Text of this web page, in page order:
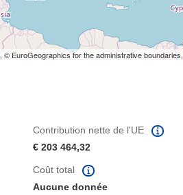
, © EuroGeographics for the administrative boundaries,
Contribution nette de l'UE
€ 203 464,32
Coût total
Aucune donnée